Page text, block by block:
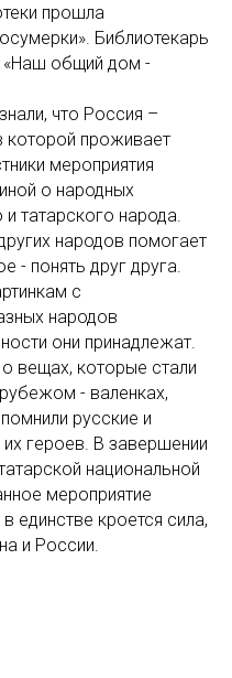
прошла
Библиотекарь
«Наш общий дом -
что Россия –
которой проживает
мероприятия
о народных
татарского народа.
народов помогает
- понять друг друга.
с
народов
они принадлежат.
вещах, которые стали
- валенках,
русские и
героев. В завершении
национальной
мероприятие
единстве кроется сила,
и России.